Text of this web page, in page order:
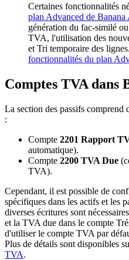
Certaines fonctionnalités
plan Advanced de
génération du fac-similé
TVA, l'utilisation des
et Tri temporaire des lignes.
fonctionnalités du plan
Comptes TVA dans
La section des passifs
:
Compte 2201 Rapport
automatique).
Compte 2200 TVA Due
TVA).
Cependant, il est possible de
spécifiques dans les actifs et les
diverses écritures sont
et la TVA due dans le compte
d'utiliser le compte TVA par
Plus de détails sont disponibles
TVA.